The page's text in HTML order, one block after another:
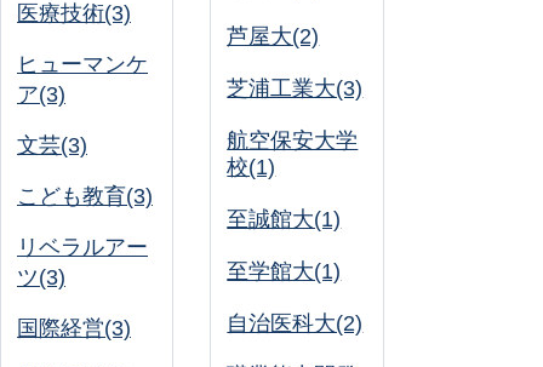
医療技術(3)
ヒューマンケ
ア(3)
文芸(3)
こども教育(3)
リベラルアー
ツ(3)
国際経営(3)
芦屋大(2)
芝浦工業大(3)
航空保安大学
校(1)
至誠館大(1)
至学館大(1)
自治医科大(2)